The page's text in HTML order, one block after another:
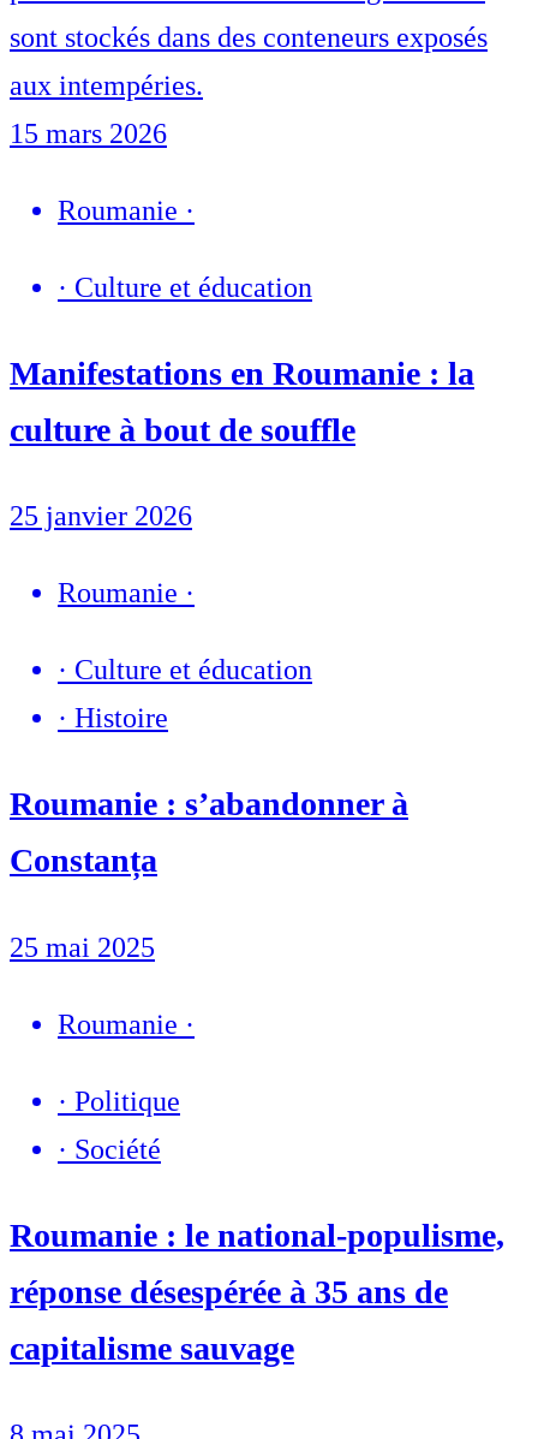
sont stockés dans des conteneurs exposés
aux intempéries.
15 mars 2026
Roumanie ·
· Culture et éducation
Manifestations en Roumanie : la
culture à bout de souffle
25 janvier 2026
Roumanie ·
· Culture et éducation
· Histoire
Roumanie : s’abandonner à
Constanța
25 mai 2025
Roumanie ·
· Politique
· Société
Roumanie : le national-populisme,
réponse désespérée à 35 ans de
capitalisme sauvage